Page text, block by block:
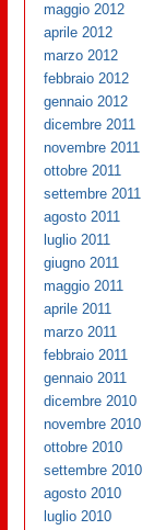
maggio 2012
aprile 2012
marzo 2012
febbraio 2012
gennaio 2012
dicembre 2011
novembre 2011
ottobre 2011
settembre 2011
agosto 2011
luglio 2011
giugno 2011
maggio 2011
aprile 2011
marzo 2011
febbraio 2011
gennaio 2011
dicembre 2010
novembre 2010
ottobre 2010
settembre 2010
agosto 2010
luglio 2010